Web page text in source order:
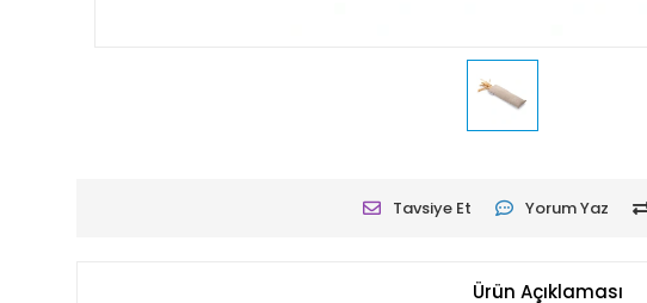
Tavsiye Et Yorum Yaz
Ürün Açıklaması